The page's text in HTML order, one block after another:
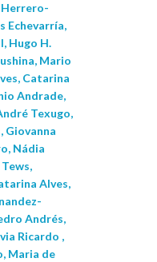
Herrero-
Echevarría,
Hugo H.
Mario
Catarina
Andrade,
Texugo,
Giovanna
Nádia
Alves,
Andrés,
Ricardo ,
Maria de